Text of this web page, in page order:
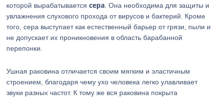
которой вырабатываетсясера . Она необходима для защиты и
увлажнения слухового прохода от вирусов и бактерий. Кроме
того, сера выступает как естественный барьер от грязи, пыли и
не допускает их проникновения в область барабанной
перепонки.
Ушная раковина отличается своим мягким и эластичным
строением, благодаря чему ухо человека легко улавливает
звуки разных частот. К тому же вся раковина покрыта